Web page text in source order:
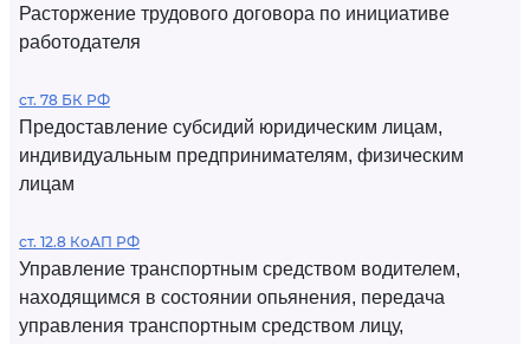
Расторжение трудового договора по инициативе
работодателя
ст. 78 БК РФ
Предоставление субсидий юридическим лицам,
индивидуальным предпринимателям, физическим
лицам
ст. 12.8 КоАП РФ
Управление транспортным средством водителем,
находящимся в состоянии опьянения, передача
управления транспортным средством лицу,